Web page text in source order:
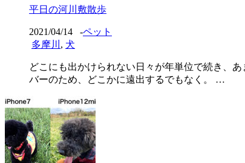
平日の河川敷散歩
2021/04/14 -ペット
多摩川 , 犬
どこにも出かけられない日々が年単位で続き、
バーのため、どこかに遠出するでもなく。 …